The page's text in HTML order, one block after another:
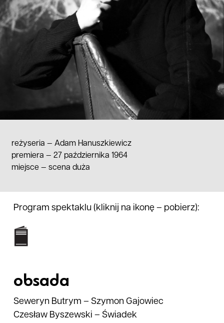
reżyseria — Adam Hanuszkiewicz
premiera — 27 października 1964
miejsce — scena duża
Program spektaklu (kliknij na ikonę – pobierz):
obsada
Seweryn Butrym – Szymon Gajowiec
Czesław Byszewski – Świadek